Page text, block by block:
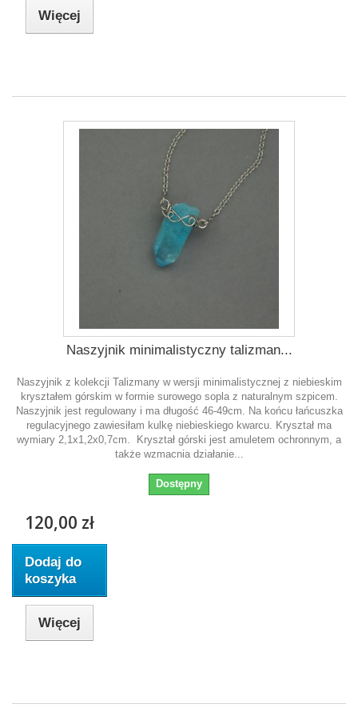
Więcej
Naszyjnik minimalistyczny talizman...
Naszyjnik z kolekcji Talizmany w wersji minimalistycznej z niebieskim
kryształem górskim w formie surowego sopla z naturalnym szpicem.
Naszyjnik jest regulowany i ma długość 46-49cm. Na końcu łańcuszka
regulacyjnego zawiesiłam kulkę niebieskiego kwarcu. Kryształ ma
wymiary 2,1x1,2x0,7cm. Kryształ górski jest amuletem ochronnym, a
także wzmacnia działanie...
Dostępny
120,00 zł
Dodaj do
koszyka
Więcej